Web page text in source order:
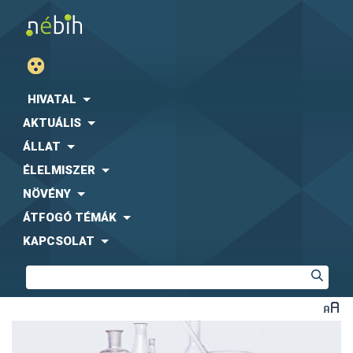
HIVATAL
AKTUÁLIS
ÁLLAT
ÉLELMISZER
NÖVÉNY
ÁTFOGÓ TÉMÁK
KAPCSOLAT